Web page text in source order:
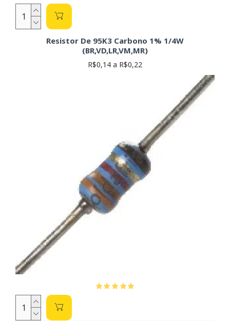
Resistor De 95K3 Carbono 1% 1/4W
(BR,VD,LR,VM,MR)
R$0,14 a R$0,22